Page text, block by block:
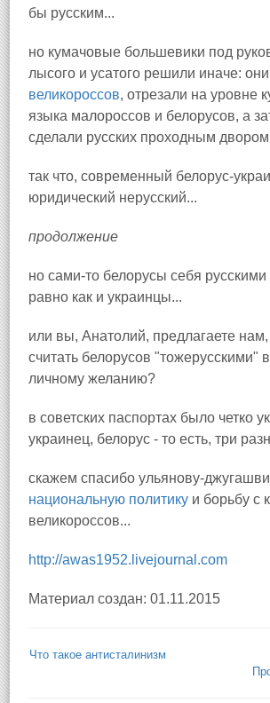
бы русским...
но кумачовые большевики под
лысого и усатого решили иначе: они
великороссов, отрезали на уровне
языка малороссов и белорусов, а
сделали русских проходным
так что, современный белорус-
юридический нерусский...
продолжение
но сами-то белорусы себя русскими
равно как и украинцы...
или вы, Анатолий, предлагаете нам,
считать белорусов "тожерусскими"
личному желанию?
в советских паспортах было четко
украинец, белорус - то есть, три
скажем спасибо ульянову-
национальную политику и борьбу с
великороссов...
http://awas1952.livejournal.com
Материал создан: 01.11.2015
Что такое антисталинизм